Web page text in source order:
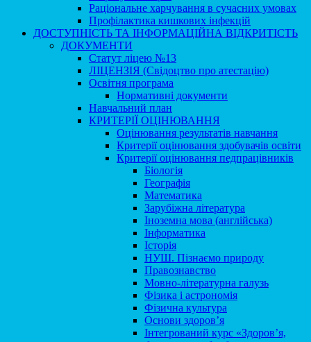
Раціональне харчування в сучасних умовах
Профілактика кишкових інфекцій
ДОСТУПНІСТЬ ТА ІНФОРМАЦІЙНА ВІДКРИТІСТЬ
ДОКУМЕНТИ
Статут ліцею №13
ЛІЦЕНЗІЯ (Свідоцтво про атестацію)
Освітня програма
Нормативні документи
Навчальний план
КРИТЕРІЇ ОЦІНЮВАННЯ
Оцінювання результатів навчання
Критерії оцінювання здобувачів освіти
Критерії оцінювання педпрацівників
Біологія
Географія
Математика
Зарубіжна література
Іноземна мова (англійська)
Інформатика
Історія
НУШ. Пізнаємо природу
Правознавство
Мовно-літературна галузь
Фізика і астрономія
Фізична культура
Основи здоров’я
Інтегрований курс «Здоров’я,